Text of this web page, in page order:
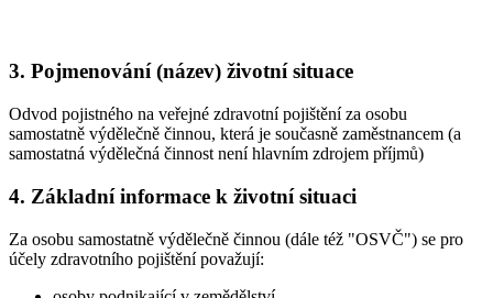
3. Pojmenování (název) životní situace
Odvod pojistného na veřejné zdravotní pojištění za osobu
samostatně výdělečně činnou, která je současně zaměstnancem (a
samostatná výdělečná činnost není hlavním zdrojem příjmů)
4. Základní informace k životní situaci
Za osobu samostatně výdělečně činnou (dále též "OSVČ") se pro
účely zdravotního pojištění považují: